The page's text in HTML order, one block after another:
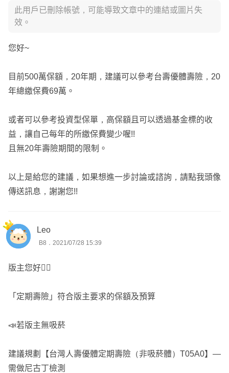
此用戶已刪除帳號，可能導致文章中的連結或圖片失
效。
您好~
目前500萬保額，20年期，建議可以參考台壽優體壽險，20
年總繳保費69萬。
或者可以參考投資型保單，高保額且可以透過基金標的收
益，讓自己每年的所繳保費變少喔!!
且無20年壽險期間的限制。
以上是給您的建議，如果想進一步討論或諮詢，請點我頭像
傳送訊息，謝謝您!!
Leo
B8．2021/07/28 15:39
版主您好🙋‍♂
「定期壽險」符合版主要求的保額及預算
📣若版主無吸菸
建議規劃【台灣人壽優體定期壽險（非吸菸體）T05A0】—
需做尼古丁檢測